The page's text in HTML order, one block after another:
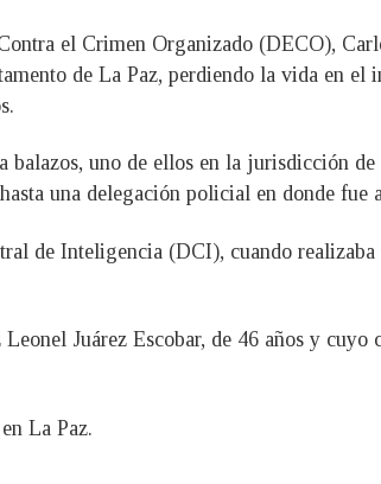
el Crimen Organizado (DECO),
de La Paz, perdiendo la vida en
balazos, uno de ellos en la jurisdicción
una delegación policial en donde fue
de Inteligencia (DCI), cuando
Juárez Escobar, de 46 años y
La Paz.